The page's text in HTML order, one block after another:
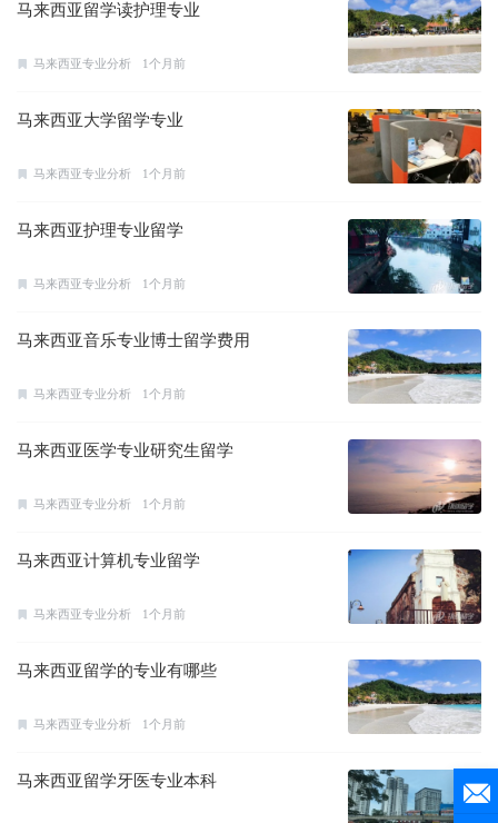
马来西亚留学读护理专业
马来西亚专业分析 1个月前
马来西亚大学留学专业
马来西亚专业分析 1个月前
马来西亚护理专业留学
马来西亚专业分析 1个月前
马来西亚音乐专业博士留学费用
马来西亚专业分析 1个月前
马来西亚医学专业研究生留学
马来西亚专业分析 1个月前
马来西亚计算机专业留学
马来西亚专业分析 1个月前
马来西亚留学的专业有哪些
马来西亚专业分析 1个月前
马来西亚留学牙医专业本科